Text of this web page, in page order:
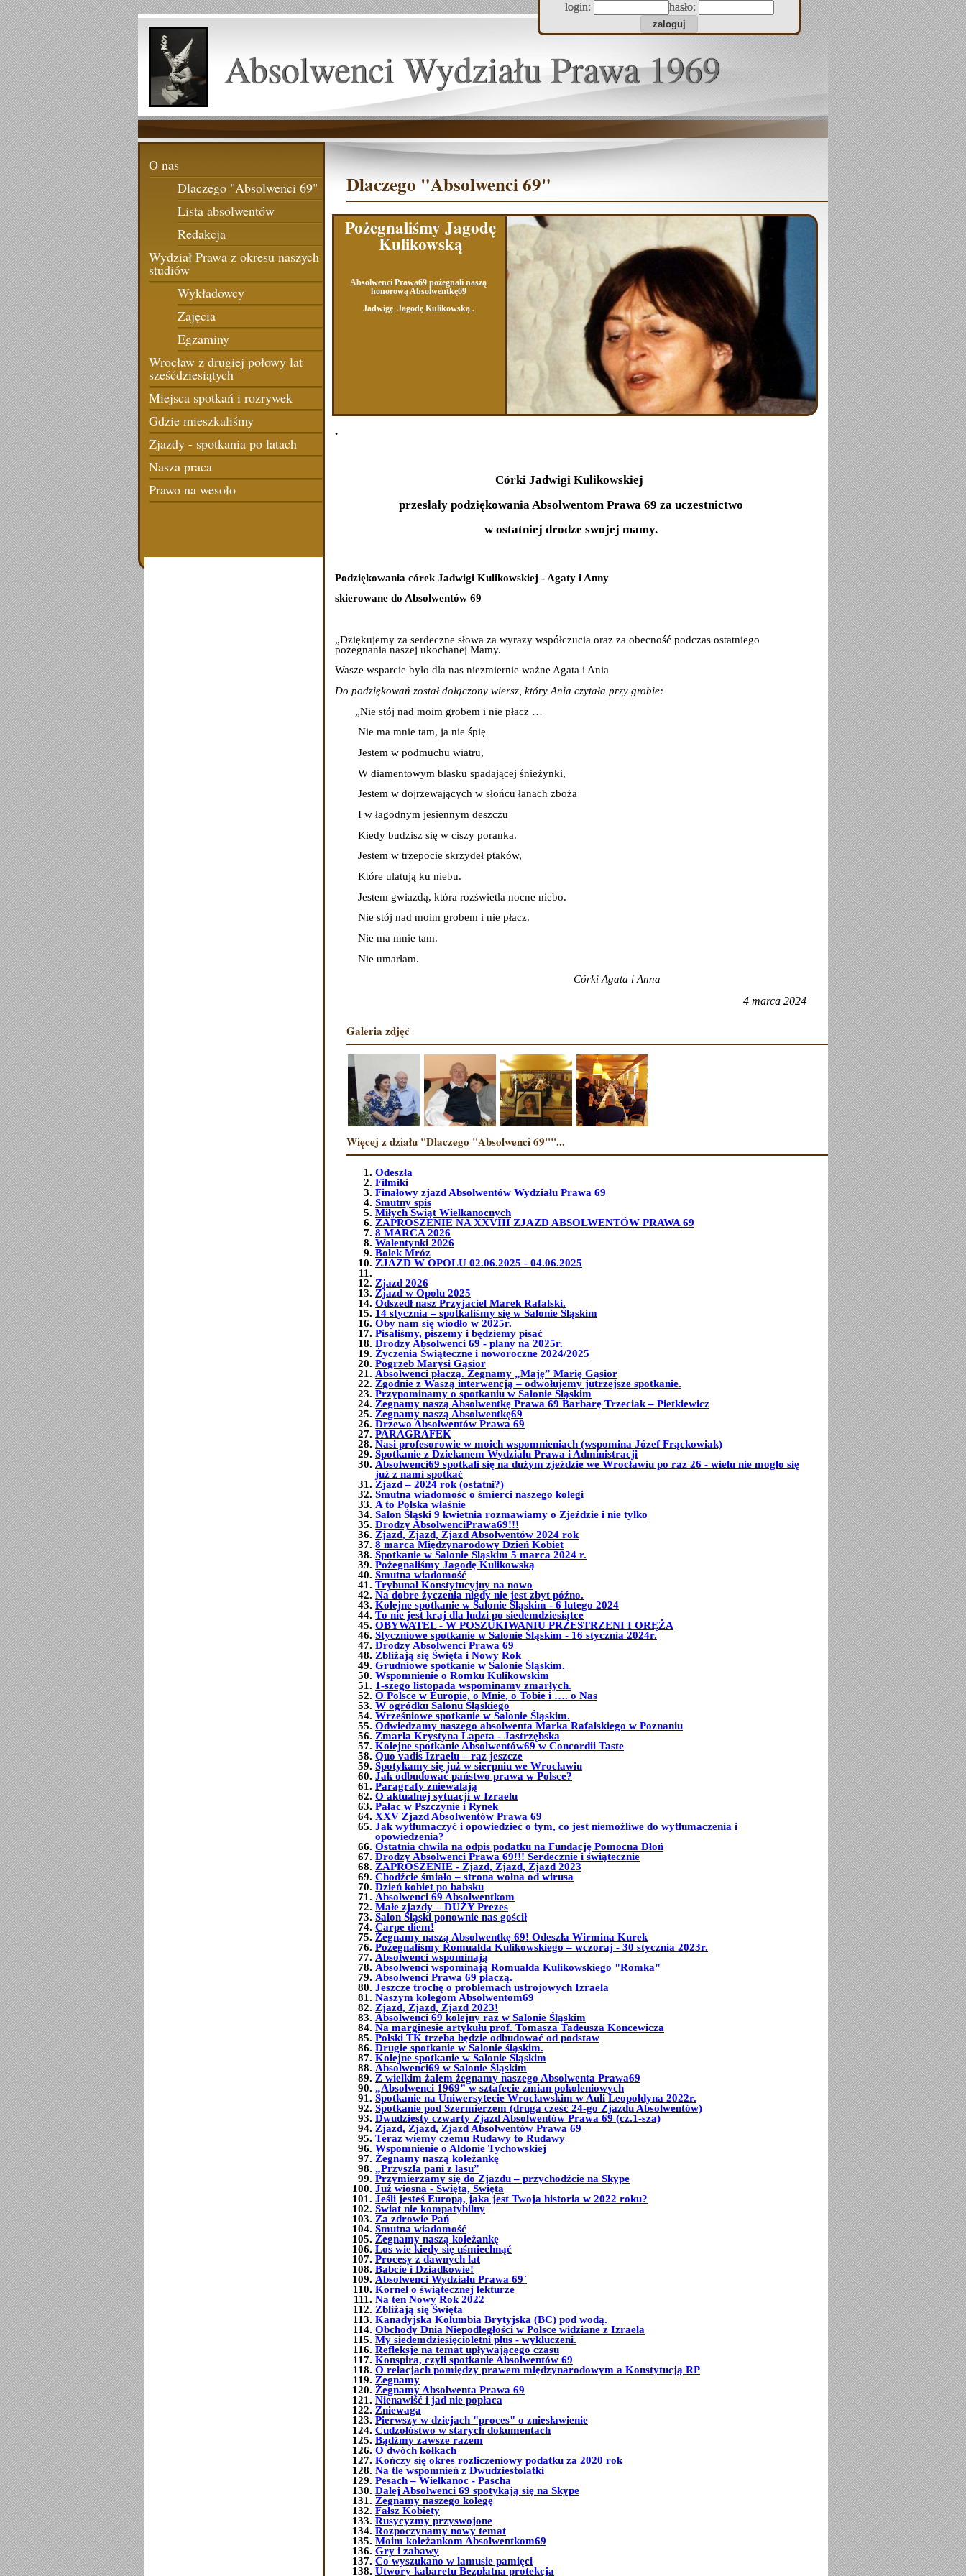
login: hasło:
Absolwenci Wydziału Prawa 1969
O nas
Dlaczego "Absolwenci 69"
Lista absolwentów
Redakcja
Wydział Prawa z okresu naszych
studiów
Wykładowcy
Zajęcia
Egzaminy
Wrocław z drugiej połowy lat
sześćdziesiątych
Miejsca spotkań i rozrywek
Gdzie mieszkaliśmy
Zjazdy - spotkania po latach
Nasza praca
Prawo na wesoło
Dlaczego "Absolwenci 69"
Pożegnaliśmy Jagodę
Kulikowską
Absolwenci Prawa69 pożegnali naszą
honorową Absolwentkę69
Jadwigę Jagodę Kulikowską .
.
Córki Jadwigi Kulikowskiej
przesłały podziękowania Absolwentom Prawa 69 za uczestnictwo
w ostatniej drodze swojej mamy.
Podziękowania córek Jadwigi Kulikowskiej - Agaty i Anny
skierowane do Absolwentów 69
„Dziękujemy za serdeczne słowa za wyrazy współczucia oraz za obecność podczas ostatniego
pożegnania naszej ukochanej Mamy.
Wasze wsparcie było dla nas niezmiernie ważne Agata i Ania
Do podziękowań został dołączony wiersz, który Ania czytała przy grobie:
„Nie stój nad moim grobem i nie płacz …
Nie ma mnie tam, ja nie śpię
Jestem w podmuchu wiatru,
W diamentowym blasku spadającej śnieżynki,
Jestem w dojrzewających w słońcu łanach zboża
I w łagodnym jesiennym deszczu
Kiedy budzisz się w ciszy poranka.
Jestem w trzepocie skrzydeł ptaków,
Które ulatują ku niebu.
Jestem gwiazdą, która rozświetla nocne niebo.
Nie stój nad moim grobem i nie płacz.
Nie ma mnie tam.
Nie umarłam.
Córki Agata i Anna
4 marca 2024
Galeria zdjęć
Więcej z działu "Dlaczego "Absolwenci 69""...
Odeszła
Filmiki
Finałowy zjazd Absolwentów Wydziału Prawa 69
Smutny spis
Miłych Świąt Wielkanocnych
ZAPROSZENIE NA XXVIII ZJAZD ABSOLWENTÓW PRAWA 69
8 MARCA 2026
Walentynki 2026
Bolek Mróz
ZJAZD W OPOLU 02.06.2025 - 04.06.2025
Zjazd 2026
Zjazd w Opolu 2025
Odszedł nasz Przyjaciel Marek Rafalski.
14 stycznia – spotkaliśmy się w Salonie Śląskim
Oby nam się wiodło w 2025r.
Pisaliśmy, piszemy i będziemy pisać
Drodzy Absolwenci 69 - plany na 2025r.
Życzenia Świąteczne i noworoczne 2024/2025
Pogrzeb Marysi Gąsior
Absolwenci płaczą. Żegnamy „Maję” Marię Gąsior
Zgodnie z Waszą interwencją – odwołujemy jutrzejsze spotkanie.
Przypominamy o spotkaniu w Salonie Śląskim
Żegnamy naszą Absolwentkę Prawa 69 Barbarę Trzeciak – Pietkiewicz
Żegnamy naszą Absolwentkę69
Drzewo Absolwentów Prawa 69
PARAGRAFEK
Nasi profesorowie w moich wspomnieniach (wspomina Józef Frąckowiak)
Spotkanie z Dziekanem Wydziału Prawa i Administracji
Absolwenci69 spotkali się na dużym zjeździe we Wrocławiu po raz 26 - wielu nie mogło się
już z nami spotkać
Zjazd – 2024 rok (ostatni?)
Smutna wiadomość o śmierci naszego kolegi
A to Polska właśnie
Salon Śląski 9 kwietnia rozmawiamy o Zjeździe i nie tylko
Drodzy AbsolwenciPrawa69!!!
Zjazd, Zjazd, Zjazd Absolwentów 2024 rok
8 marca Międzynarodowy Dzień Kobiet
Spotkanie w Salonie Śląskim 5 marca 2024 r.
Pożegnaliśmy Jagodę Kulikowską
Smutna wiadomość
Trybunał Konstytucyjny na nowo
Na dobre życzenia nigdy nie jest zbyt późno.
Kolejne spotkanie w Salonie Śląskim - 6 lutego 2024
To nie jest kraj dla ludzi po siedemdziesiątce
OBYWATEL - W POSZUKIWANIU PRZESTRZENI I ORĘŻA
Styczniowe spotkanie w Salonie Śląskim - 16 stycznia 2024r.
Drodzy Absolwenci Prawa 69
Zbliżają się Święta i Nowy Rok
Grudniowe spotkanie w Salonie Śląskim.
Wspomnienie o Romku Kulikowskim
1-szego listopada wspominamy zmarłych.
O Polsce w Europie, o Mnie, o Tobie i …. o Nas
W ogródku Salonu Śląskiego
Wrześniowe spotkanie w Salonie Śląskim.
Odwiedzamy naszego absolwenta Marka Rafalskiego w Poznaniu
Zmarła Krystyna Lapeta - Jastrzębska
Kolejne spotkanie Absolwentów69 w Concordii Taste
Quo vadis Izraelu – raz jeszcze
Spotykamy się już w sierpniu we Wrocławiu
Jak odbudować państwo prawa w Polsce?
Paragrafy zniewalają
O aktualnej sytuacji w Izraelu
Pałac w Pszczynie i Rynek
XXV Zjazd Absolwentów Prawa 69
Jak wytłumaczyć i opowiedzieć o tym, co jest niemożliwe do wytłumaczenia i
opowiedzenia?
Ostatnia chwila na odpis podatku na Fundację Pomocna Dłoń
Drodzy Absolwenci Prawa 69!!! Serdecznie i świątecznie
ZAPROSZENIE - Zjazd, Zjazd, Zjazd 2023
Chodźcie śmiało – strona wolna od wirusa
Dzień kobiet po babsku
Absolwenci 69 Absolwentkom
Małe zjazdy – DUŻY Prezes
Salon Śląski ponownie nas gościł
Carpe diem!
Żegnamy naszą Absolwentkę 69! Odeszła Wirmina Kurek
Pożegnaliśmy Romualda Kulikowskiego – wczoraj - 30 stycznia 2023r.
Absolwenci wspominają
Absolwenci wspominają Romualda Kulikowskiego "Romka"
Absolwenci Prawa 69 płaczą.
Jeszcze trochę o problemach ustrojowych Izraela
Naszym kolegom Absolwentom69
Zjazd, Zjazd, Zjazd 2023!
Absolwenci 69 kolejny raz w Salonie Śląskim
Na marginesie artykułu prof. Tomasza Tadeusza Koncewicza
Polski TK trzeba będzie odbudować od podstaw
Drugie spotkanie w Salonie śląskim.
Kolejne spotkanie w Salonie Śląskim
Absolwenci69 w Salonie Śląskim
Z wielkim żalem żegnamy naszego Absolwenta Prawa69
„Absolwenci 1969” w sztafecie zmian pokoleniowych
Spotkanie na Uniwersytecie Wrocławskim w Auli Leopoldyna 2022r.
Spotkanie pod Szermierzem (druga cześć 24-go Zjazdu Absolwentów)
Dwudziesty czwarty Zjazd Absolwentów Prawa 69 (cz.1-sza)
Zjazd, Zjazd, Zjazd Absolwentów Prawa 69
Teraz wiemy czemu Rudawy to Rudawy
Wspomnienie o Aldonie Tychowskiej
Żegnamy naszą koleżankę
„Przyszła pani z lasu”
Przymierzamy się do Zjazdu – przychodźcie na Skype
Już wiosna - Święta, Święta
Jeśli jesteś Europą, jaka jest Twoja historia w 2022 roku?
Świat nie kompatybilny
Za zdrowie Pań
Smutna wiadomość
Żegnamy naszą koleżankę
Los wie kiedy się uśmiechnąć
Procesy z dawnych lat
Babcie i Dziadkowie!
Absolwenci Wydziału Prawa 69`
Kornel o świątecznej lekturze
Na ten Nowy Rok 2022
Zbliżają się Święta
Kanadyjska Kolumbia Brytyjska (BC) pod wodą.
Obchody Dnia Niepodległości w Polsce widziane z Izraela
My siedemdziesięcioletni plus - wykluczeni.
Refleksje na temat upływającego czasu
Konspira, czyli spotkanie Absolwentów 69
O relacjach pomiędzy prawem międzynarodowym a Konstytucją RP
Żegnamy
Żegnamy Absolwenta Prawa 69
Nienawiść i jad nie popłaca
Zniewaga
Pierwszy w dziejach "proces" o zniesławienie
Cudzołóstwo w starych dokumentach
Bądźmy zawsze razem
O dwóch kółkach
Kończy się okres rozliczeniowy podatku za 2020 rok
Na tle wspomnień z Dwudziestolatki
Pesach – Wielkanoc - Pascha
Dalej Absolwenci 69 spotykają się na Skype
Żegnamy naszego kolegę
Fałsz Kobiety
Rusycyzmy przyswojone
Rozpoczynamy nowy temat
Moim koleżankom Absolwentkom69
Gry i zabawy
Co wyszukano w lamusie pamięci
Utwory kabaretu Bezpłatna protekcja